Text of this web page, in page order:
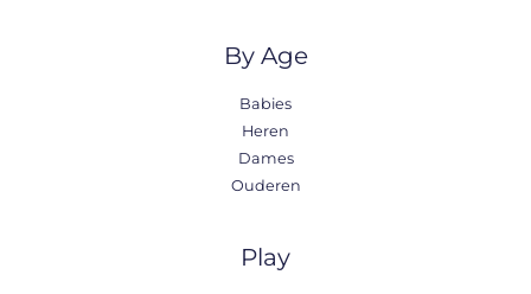
By Age
Babies
Heren
Dames
Ouderen
Play